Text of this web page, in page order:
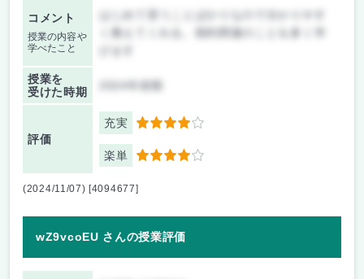
コメント
授業の内容や
学べたこと
く教えてくれる。契約関連のことを多く学
授業を
受けた時期
評価
充実 4
楽単 4
(2024/11/07) [4094677]
wZ9vcoEU さんの授業評価